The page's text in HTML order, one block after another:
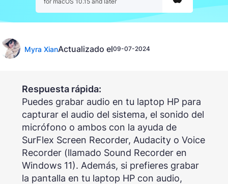
Myra XianActualizado el09-07-2024
Respuesta rápida:
Puedes grabar audio en tu laptop HP para
capturar el audio del sistema, el sonido del
micrófono o ambos con la ayuda de
SurFlex Screen Recorder, Audacity o Voice
Recorder (llamado Sound Recorder en
Windows 11). Además, si prefieres grabar
la pantalla en tu laptop HP con audio,